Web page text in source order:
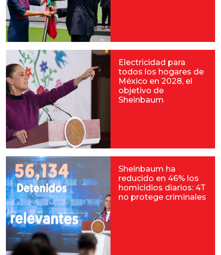
Electricidad para
todos los hogares de
México en 2028, el
objetivo de
Sheinbaum
Sheinbaum ha
reducido en 46% los
homicidios diarios: 4T
no protege criminales